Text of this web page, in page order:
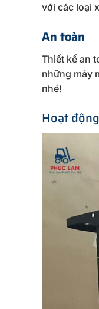
với các loại
An toàn
Thiết kế an
những máy
nhé!
Hoạt